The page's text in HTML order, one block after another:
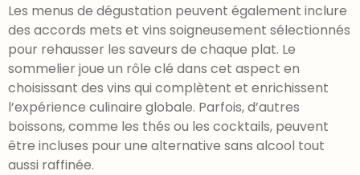
Les menus de dégustation peuvent également inclure
des accords mets et vins soigneusement sélectionnés
pour rehausser les saveurs de chaque plat. Le
sommelier joue un rôle clé dans cet aspect en
choisissant des vins qui complètent et enrichissent
l’expérience culinaire globale. Parfois, d’autres
boissons, comme les thés ou les cocktails, peuvent
être incluses pour une alternative sans alcool tout
aussi raffinée.